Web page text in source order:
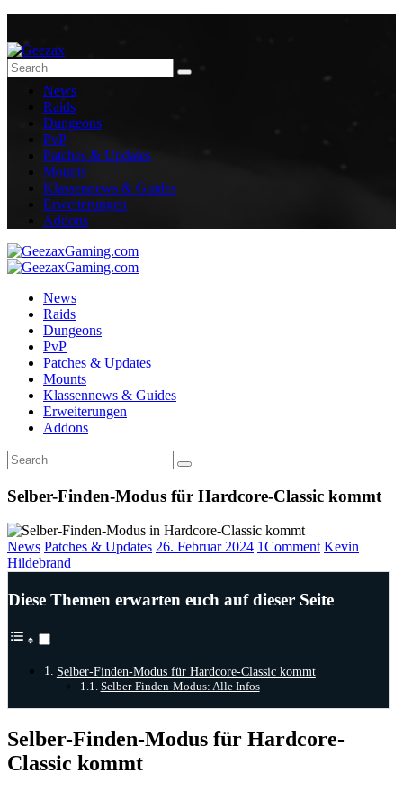
News
Raids
Dungeons
PvP
Patches & Updates
Mounts
Klassennews & Guides
Erweiterungen
Addons
News
Raids
Dungeons
PvP
Patches & Updates
Mounts
Klassennews & Guides
Erweiterungen
Addons
Selber-Finden-Modus für Hardcore-Classic kommt
News Patches & Updates 26. Februar 2024 1Comment Kevin
Hildebrand
Diese Themen erwarten euch auf dieser Seite
Selber-Finden-Modus für Hardcore-Classic kommt
Selber-Finden-Modus: Alle Infos
Selber-Finden-Modus für Hardcore-
Classic kommt